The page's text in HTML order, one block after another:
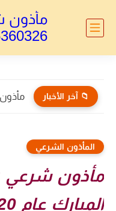
مأذون
📁 آخر الأخبار
المأذون الشرعي
مأذون شرعي :
المبارك عام 2020